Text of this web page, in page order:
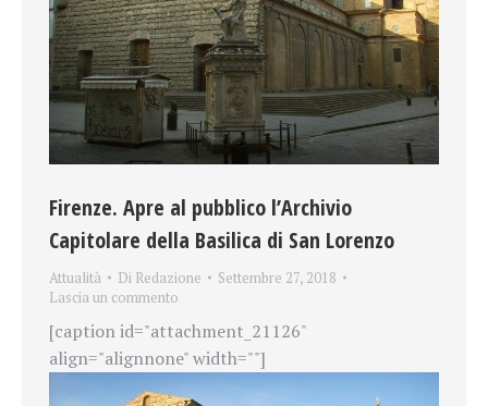
Firenze. Apre al pubblico l’Archivio
Capitolare della Basilica di San Lorenzo
Attualità Di Redazione
Settembre 27, 2018
Lascia un commento
[caption id="attachment_21126"
align="alignnone" width=""]